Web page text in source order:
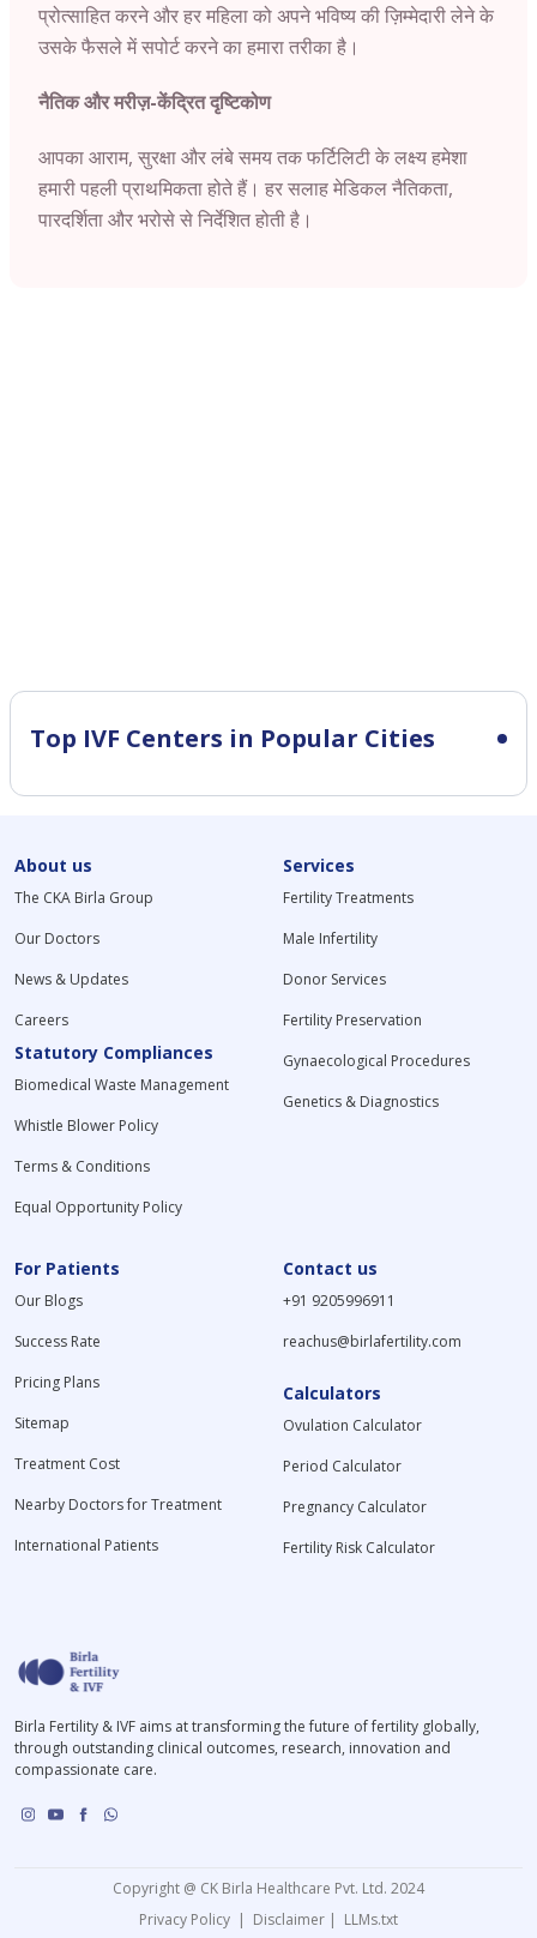
प्रोत्साहित करने और हर महिला को अपने भविष्य की ज़िम्मेदारी लेने के
उसके फैसले में सपोर्ट करने का हमारा तरीका है।
नैतिक और मरीज़-केंद्रित दृष्टिकोण
आपका आराम, सुरक्षा और लंबे समय तक फर्टिलिटी के लक्ष्य हमेशा
हमारी पहली प्राथमिकता होते हैं। हर सलाह मेडिकल नैतिकता,
पारदर्शिता और भरोसे से निर्देशित होती है।
Top IVF Centers in Popular Cities
About us
The CKA Birla Group
Our Doctors
News & Updates
Careers
Statutory Compliances
Biomedical Waste Management
Whistle Blower Policy
Terms & Conditions
Equal Opportunity Policy
Services
Fertility Treatments
Male Infertility
Donor Services
Fertility Preservation
Gynaecological Procedures
Genetics & Diagnostics
For Patients
Our Blogs
Success Rate
Pricing Plans
Sitemap
Treatment Cost
Nearby Doctors for Treatment
International Patients
Contact us
+91 9205996911
reachus@birlafertility.com
Calculators
Ovulation Calculator
Period Calculator
Pregnancy Calculator
Fertility Risk Calculator
Birla Fertility & IVF aims at transforming the future of fertility globally,
through outstanding clinical outcomes, research, innovation and
compassionate care.
Copyright @ CK Birla Healthcare Pvt. Ltd. 2024
Privacy Policy | Disclaimer | LLMs.txt